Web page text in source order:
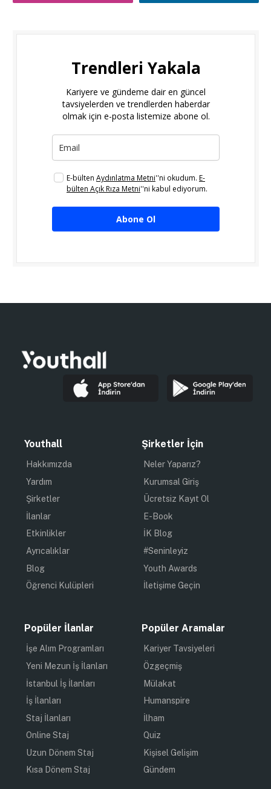
Trendleri Yakala
Kariyere ve gündeme dair en güncel
tavsiyelerden ve trendlerden haberdar
olmak için e-posta listemize abone ol.
E-bülten Aydınlatma Metni''ni okudum. E-
bülten Açık Rıza Metni''ni kabul ediyorum.
Abone Ol
Youthall
Hakkımızda
Yardım
Şirketler
İlanlar
Etkinlikler
Ayrıcalıklar
Blog
Öğrenci Kulüpleri
Şirketler İçin
Neler Yaparız?
Kurumsal Giriş
Ücretsiz Kayıt Ol
E-Book
İK Blog
#Seninleyiz
Youth Awards
İletişime Geçin
Popüler İlanlar
İşe Alım Programları
Yeni Mezun İş İlanları
İstanbul İş İlanları
İş İlanları
Staj İlanları
Online Staj
Uzun Dönem Staj
Kısa Dönem Staj
Popüler Aramalar
Kariyer Tavsiyeleri
Özgeçmiş
Mülakat
Humanspire
İlham
Quiz
Kişisel Gelişim
Gündem